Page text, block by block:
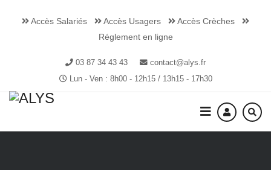
Accès Salariés Accès Usagers
Accès Crèches
Réglement en ligne
03 87 34 43 43
contact@alys.fr
Lun - Ven : 8h00 - 12h15 / 13h15 - 17h30